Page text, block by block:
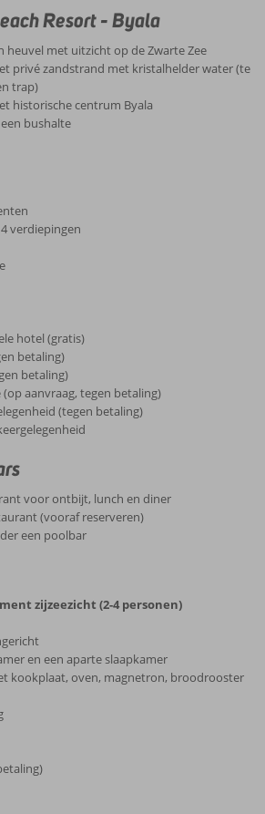
Resort - Byala
heuvel met uitzicht op de Zwarte Zee
privé zandstrand met kristalhelder water (te
trap)
historische centrum Byala
bushalte
verdiepingen
hotel (gratis)
betaling)
betaling)
aanvraag, tegen betaling)
(tegen betaling)
voor ontbijt, lunch en diner
(vooraf reserveren)
een poolbar
zijzeezicht (2-4 personen)
en een aparte slaapkamer
kookplaat, oven, magnetron, broodrooster